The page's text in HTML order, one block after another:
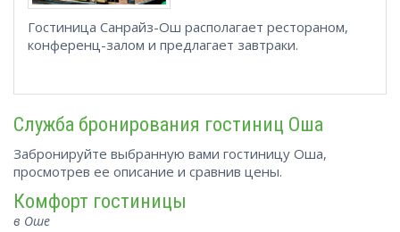
Гостиница Санрайз-Ош располагает рестораном,
конференц-залом и предлагает завтраки.
Служба бронирования гостиниц Оша
Забронируйте выбранную вами гостиницу Оша,
просмотрев ее описание и сравнив цены.
Комфорт гостиницы
в Оше